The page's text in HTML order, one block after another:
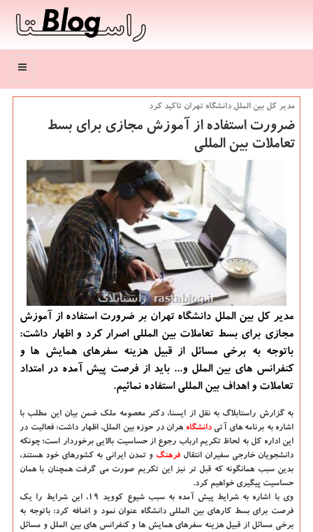
منو
مدیر كل بین الملل دانشگاه تهران تاكید كرد
ضرورت استفاده از آموزش مجازی برای بسط
تعاملات بین المللی
مدیر کل بین الملل دانشگاه تهران بر ضرورت استفاده از آموزش
مجازی برای بسط تعاملات بین المللی اصرار کرد و اظهار داشت:
باتوجه به برخی مسائل از قبیل هزینه سفرهای همایش ها و
کنفرانس های بین الملل و... باید از فرصت پیش آمده در امتداد
تعاملات و اهداف بین المللی استفاده نمائیم.
به گزارش راستابلاگ به نقل از ایسنا، دکتر معصومه ملک ضمن بیان این مطلب با
اشاره به برنامه های آتیدانشگاه‌ هران در حوزه بین الملل، اظهار داشت: فعالیت در
این اداره کل به لحاظ تکریم ارباب رجوع از حساسیت بالایی برخوردار است؛ چونکه
دانشجویان خارجی سفیران انتقال فرهنگ و تمدن ایرانی به کشورهای خود هستند،
بدین سبب همانگونه که قبل تر نیز این تکریم صورت می گرفت همچنان با همان
حساسیت پیگیری خواهیم کرد.
وی با اشاره به شرایط پیش آمده به سبب شیوع کووید ۱۹، این شرایط را یک
فرصت برای بسط کارهای بین المللی دانشگاه عنوان نمود و اضافه کرد: باتوجه به
برخی مسائل از قبیل هزینه سفرهای همایش ها و کنفرانس های بین الملل و مسائل